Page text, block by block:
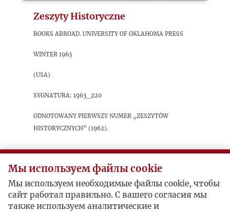
Zeszyty Historyczne
Books Abroad. University of Oklahoma Press
Winter 1963
(USA)
sygnatura: 1963_220
Odnotowany pierwszy numer „Zeszytów
Historycznych” (1962).
Postacie powiązane
Autor publikacji:Michael Palij
Мы используем файлы cookie
Мы используем необходимые файлы cookie, чтобы
сайт работал правильно. С вашего согласия мы
также используем аналитические и